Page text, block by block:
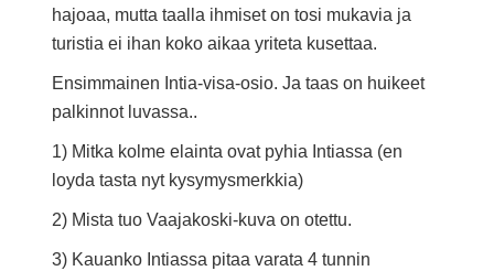
hajoaa, mutta taalla ihmiset on tosi mukavia ja
turistia ei ihan koko aikaa yriteta kusettaa.
Ensimmainen Intia-visa-osio. Ja taas on huikeet
palkinnot luvassa..
1) Mitka kolme elainta ovat pyhia Intiassa (en
loyda tasta nyt kysymysmerkkia)
2) Mista tuo Vaajakoski-kuva on otettu.
3) Kauanko Intiassa pitaa varata 4 tunnin